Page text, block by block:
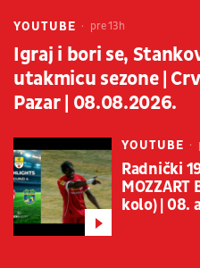
YOUTUBE pre 13h
Igraj i bori se,
utakmicu sezone |
Pazar | 08.08.2026.
YOUTUBE
Radnički
MOZZART
kolo) | 08.